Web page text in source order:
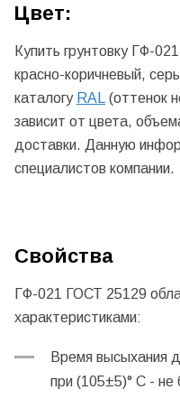
Цвет:
Купить грунтовку ГФ-
красно-коричневый,
каталогу RAL
(оттенок
зависит от цвета,
доставки. Данную
специалистов компании.
Свойства
ГФ-021 ГОСТ 25129
характеристиками:
Время высыхания
при (105±5)° С - не